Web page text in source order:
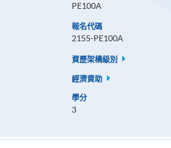
PE100A
報名代碼
2155-PE100A
資歷架構級別
經濟資助
學分
3